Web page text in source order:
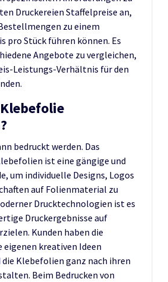
Druckereien Staffelpreise an,
zu einem
pro Stück führen können. Es
Angebote zu vergleichen,
Leistungs-Verhältnis für den
bedruckt werden. Das
ist eine gängige und
um individuelle Designs, Logos
auf Folienmaterial zu
Drucktechnologien ist es
Druckergebnisse auf
Kunden haben die
kreativen Ideen
Klebefolien ganz nach ihren
Beim Bedrucken von